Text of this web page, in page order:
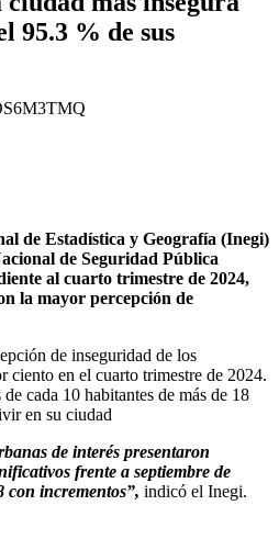
95.3 % de sus
de Estadística y Geografía (Inegi)
de Seguridad Pública
al cuarto trimestre de 2024,
la mayor percepción de
de inseguridad de los
ciento en el cuarto trimestre de 2024.
cada 10 habitantes de más de 18
en su ciudad
de interés presentaron
frente a septiembre de
con incrementos”, indicó el Inegi.